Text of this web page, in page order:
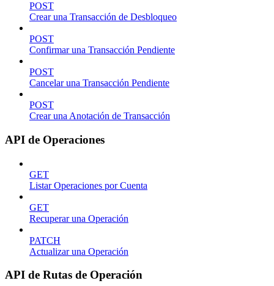
POST
Crear una Transacción de Desbloqueo
POST
Confirmar una Transacción Pendiente
POST
Cancelar una Transacción Pendiente
POST
Crear una Anotación de Transacción
API de Operaciones
GET
Listar Operaciones por Cuenta
GET
Recuperar una Operación
PATCH
Actualizar una Operación
API de Rutas de Operación